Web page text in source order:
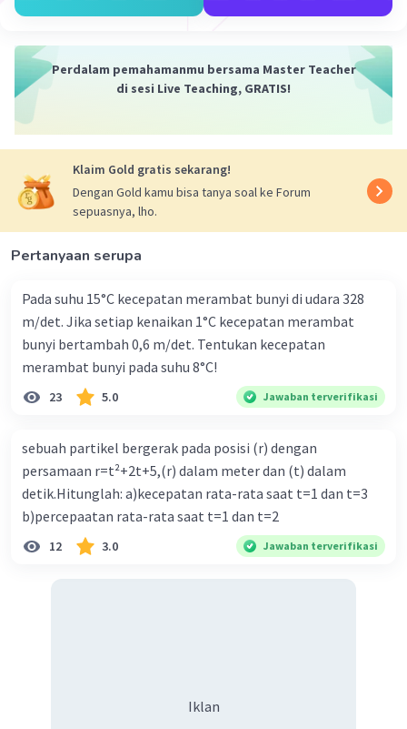
Untuk suatu gas monoatomik besarnya energi
U = 3/2 x N x k x T
U = 3/2 x (n x NA) x k x T.
U = energi dalam (J)
N = jumlah partikel gas
n = jumlah mol gas
NA = bilangan Avogadro = 6,02 x 10^23
partikel/mol
k = tetapan Boltzman
Berdasarkan penjelasan di atas, maka diperoleh
hasil akhir:
U = 3/2 x (n x NA) x k x T
U = 3/2 x (1 x 6,02 × 10^23) x 1,38 × 10^(-23) x 300
U = 3.738,42 J.
Jadi, energi dalam gas ideal tersebut adalah
3.738,42 J.
Beri Rating·0.0(0) Balas
Perdalam pemahamanmu bersama Master Teacher
di sesi Live Teaching, GRATIS!
Klaim Gold gratis sekarang!
Dengan Gold kamu bisa tanya soal ke Forum
sepuasnya, lho.
Pertanyaan serupa
Pada suhu 15°C kecepatan merambat bunyi di udara 328
m/det. Jika setiap kenaikan 1°C kecepatan merambat
bunyi bertambah 0,6 m/det. Tentukan kecepatan
merambat bunyi pada suhu 8°C!
23 5.0 Jawaban terverifikasi
sebuah partikel bergerak pada posisi (r) dengan
persamaan r=t²+2t+5,(r) dalam meter dan (t) dalam
detik.Hitunglah: a)kecepatan rata-rata saat t=1 dan t=3
b)percepaatan rata-rata saat t=1 dan t=2
12 3.0 Jawaban terverifikasi
Iklan